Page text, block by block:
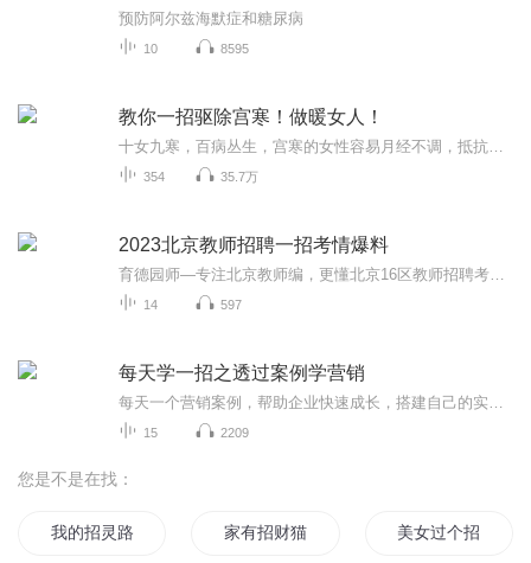
预防阿尔兹海默症和糖尿病
10 8595
教你一招驱除宫寒！做暖女人！
354 35.7万
2023北京教师招聘一招考情爆料
14 597
每天学一招之透过案例学营销
15 2209
您是不是在找：
我的招灵路 家有招财猫 美女过个招